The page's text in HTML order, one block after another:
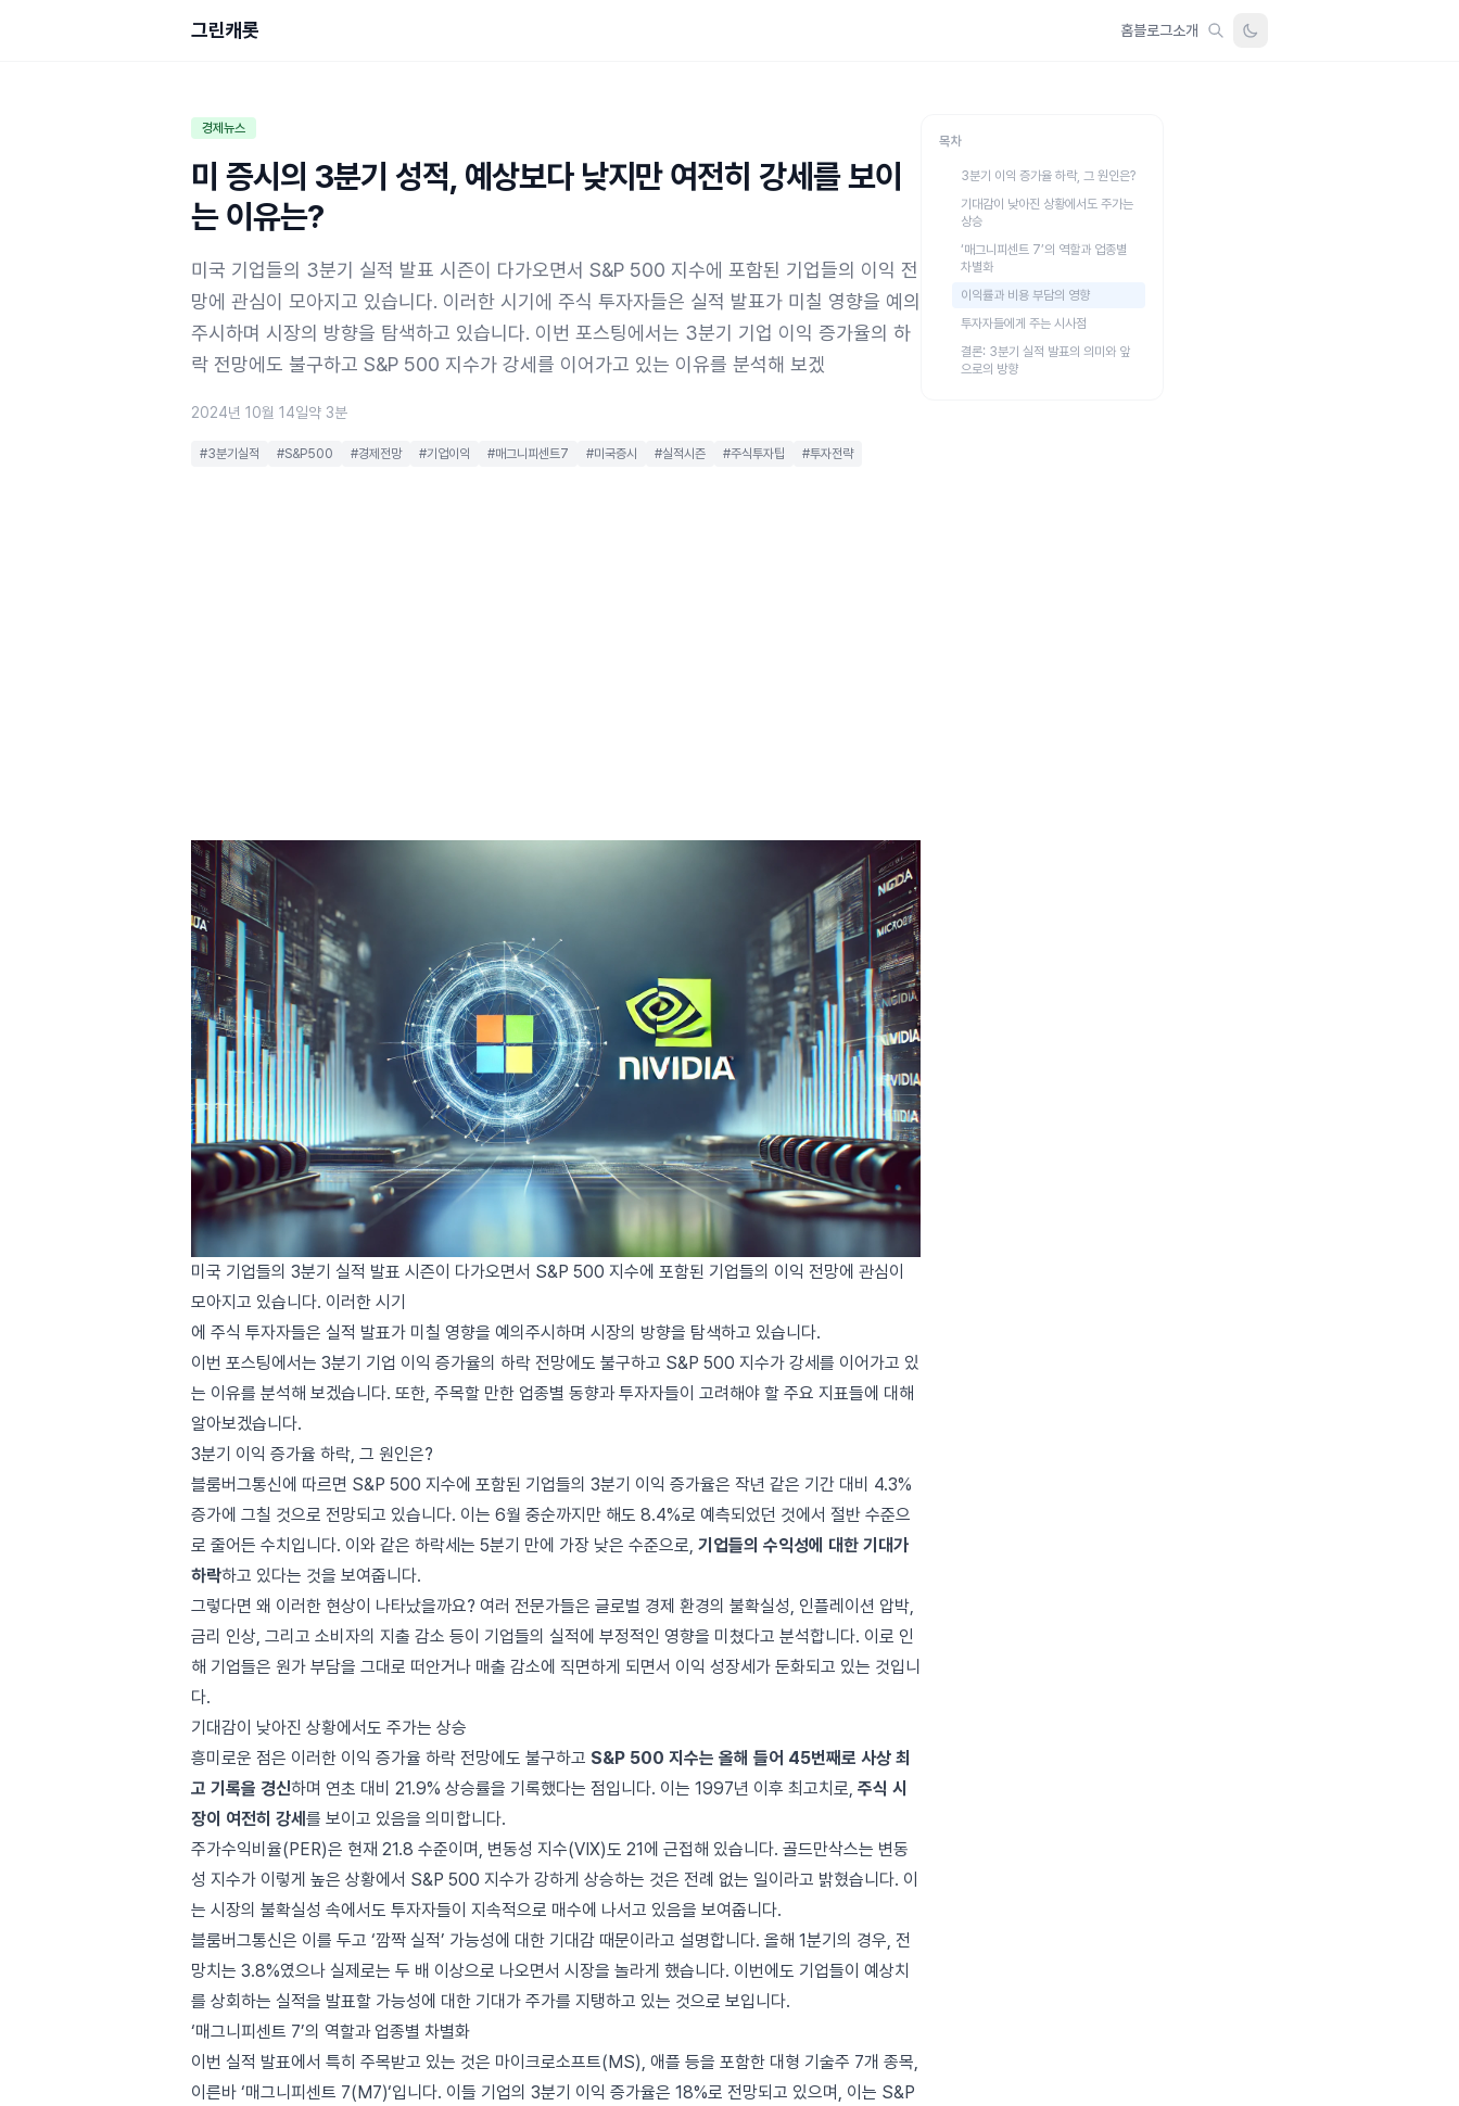
그린캐롯 홈블로그소개
경제뉴스
미 증시의 3분기 성적, 예상보다 낮지만 여전히 강세를 보이
는 이유는?
미국 기업들의 3분기 실적 발표 시즌이 다가오면서 S&P 500 지수에 포함된 기업들의 이익 전
망에 관심이 모아지고 있습니다. 이러한 시기에 주식 투자자들은 실적 발표가 미칠 영향을 예의
주시하며 시장의 방향을 탐색하고 있습니다. 이번 포스팅에서는 3분기 기업 이익 증가율의 하
락 전망에도 불구하고 S&P 500 지수가 강세를 이어가고 있는 이유를 분석해 보겠
2024년 10월 14일약 3분
#3분기실적 #S&P500 #경제전망 #기업이익 #매그니피센트7 #미국증시 #실적시즌 #주식투자팁 #투자전략
미국 기업들의 3분기 실적 발표 시즌이 다가오면서 S&P 500 지수에 포함된 기업들의 이익 전망에 관심이
모아지고 있습니다. 이러한 시기
에 주식 투자자들은 실적 발표가 미칠 영향을 예의주시하며 시장의 방향을 탐색하고 있습니다.
이번 포스팅에서는 3분기 기업 이익 증가율의 하락 전망에도 불구하고 S&P 500 지수가 강세를 이어가고 있
는 이유를 분석해 보겠습니다. 또한, 주목할 만한 업종별 동향과 투자자들이 고려해야 할 주요 지표들에 대해
알아보겠습니다.
3분기 이익 증가율 하락, 그 원인은?
블룸버그통신에 따르면 S&P 500 지수에 포함된 기업들의 3분기 이익 증가율은 작년 같은 기간 대비 4.3%
증가에 그칠 것으로 전망되고 있습니다. 이는 6월 중순까지만 해도 8.4%로 예측되었던 것에서 절반 수준으
로 줄어든 수치입니다. 이와 같은 하락세는 5분기 만에 가장 낮은 수준으로, 기업들의 수익성에 대한 기대가
하락하고 있다는 것을 보여줍니다.
그렇다면 왜 이러한 현상이 나타났을까요? 여러 전문가들은 글로벌 경제 환경의 불확실성, 인플레이션 압박,
금리 인상, 그리고 소비자의 지출 감소 등이 기업들의 실적에 부정적인 영향을 미쳤다고 분석합니다. 이로 인
해 기업들은 원가 부담을 그대로 떠안거나 매출 감소에 직면하게 되면서 이익 성장세가 둔화되고 있는 것입니
다.
기대감이 낮아진 상황에서도 주가는 상승
흥미로운 점은 이러한 이익 증가율 하락 전망에도 불구하고 S&P 500 지수는 올해 들어 45번째로 사상 최
고 기록을 경신하며 연초 대비 21.9% 상승률을 기록했다는 점입니다. 이는 1997년 이후 최고치로, 주식 시
장이 여전히 강세 를 보이고 있음을 의미합니다.
주가수익비율(PER)은 현재 21.8 수준이며, 변동성 지수(VIX)도 21에 근접해 있습니다. 골드만삭스는 변동
성 지수가 이렇게 높은 상황에서 S&P 500 지수가 강하게 상승하는 것은 전례 없는 일이라고 밝혔습니다. 이
는 시장의 불확실성 속에서도 투자자들이 지속적으로 매수에 나서고 있음을 보여줍니다.
블룸버그통신은 이를 두고 ‘깜짝 실적’ 가능성에 대한 기대감 때문이라고 설명합니다. 올해 1분기의 경우, 전
망치는 3.8%였으나 실제로는 두 배 이상으로 나오면서 시장을 놀라게 했습니다. 이번에도 기업들이 예상치
를 상회하는 실적을 발표할 가능성에 대한 기대가 주가를 지탱하고 있는 것으로 보입니다.
‘매그니피센트 7’의 역할과 업종별 차별화
이번 실적 발표에서 특히 주목받고 있는 것은 마이크로소프트(MS), 애플 등을 포함한 대형 기술주 7개 종목,
이른바 ‘매그니피센트 7(M7)‘입니다. 이들 기업의 3분기 이익 증가율은 18%로 전망되고 있으며, 이는 S&P
목차
3분기 이익 증가율 하락, 그 원인은?
기대감이 낮아진 상황에서도 주가는
상승
‘매그니피센트 7’의 역할과 업종별
차별화
이익률과 비용 부담의 영향
투자자들에게 주는 시사점
결론: 3분기 실적 발표의 의미와 앞
으로의 방향